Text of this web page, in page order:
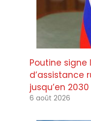
Poutine
d’assistance
jusqu’en 2030
6 août 2026